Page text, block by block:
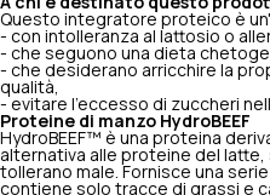
Questo integratore proteico è
- con intolleranza al lattosio o
- che seguono una dieta
- che desiderano arricchire la
qualità,
- evitare l'eccesso di zuccheri
Proteine di manzo HydroBEEF
HydroBEEF™ è una proteina
alternativa alle proteine del
tollerano male. Fornisce una
contiene solo tracce di grassi e